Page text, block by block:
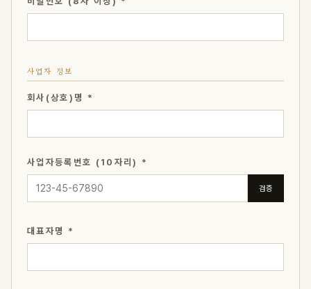
사업자 정보
회사(상호)명 *
사업자등록번호 (10자리) *
검증
대표자명 *